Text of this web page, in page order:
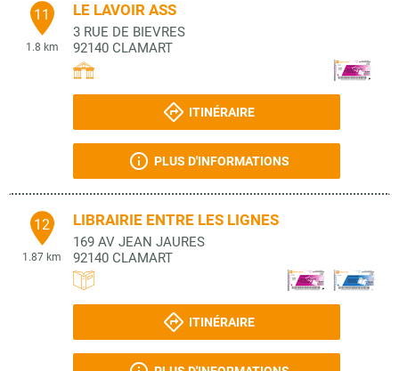
11
1.8 km
LE LAVOIR ASS
3 RUE DE BIEVRES
92140 CLAMART
ITINÉRAIRE
PLUS D'INFORMATIONS
12
1.87 km
LIBRAIRIE ENTRE LES LIGNES
169 AV JEAN JAURES
92140 CLAMART
ITINÉRAIRE